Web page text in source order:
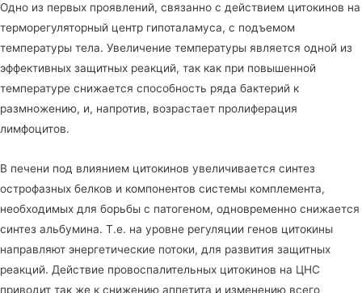
Одно из первых проявлений, связанно с действием цитокинов на
терморегуляторный центр гипоталамуса, с подъемом
температуры тела. Увеличение температуры является одной из
эффективных защитных реакций, так как при повышенной
температуре снижается способность ряда бактерий к
размножению, и, напротив, возрастает пролиферация
лимфоцитов.
В печени под влиянием цитокинов увеличивается синтез
острофазных белков и компонентов системы комплемента,
необходимых для борьбы с патогеном, одновременно снижается
синтез альбумина. Т.е. на уровне регуляции генов цитокины
направляют энергетические потоки, для развития защитных
реакций. Действие провоспалительных цитокинов на ЦНС
приводит так же к снижению аппетита и изменению всего